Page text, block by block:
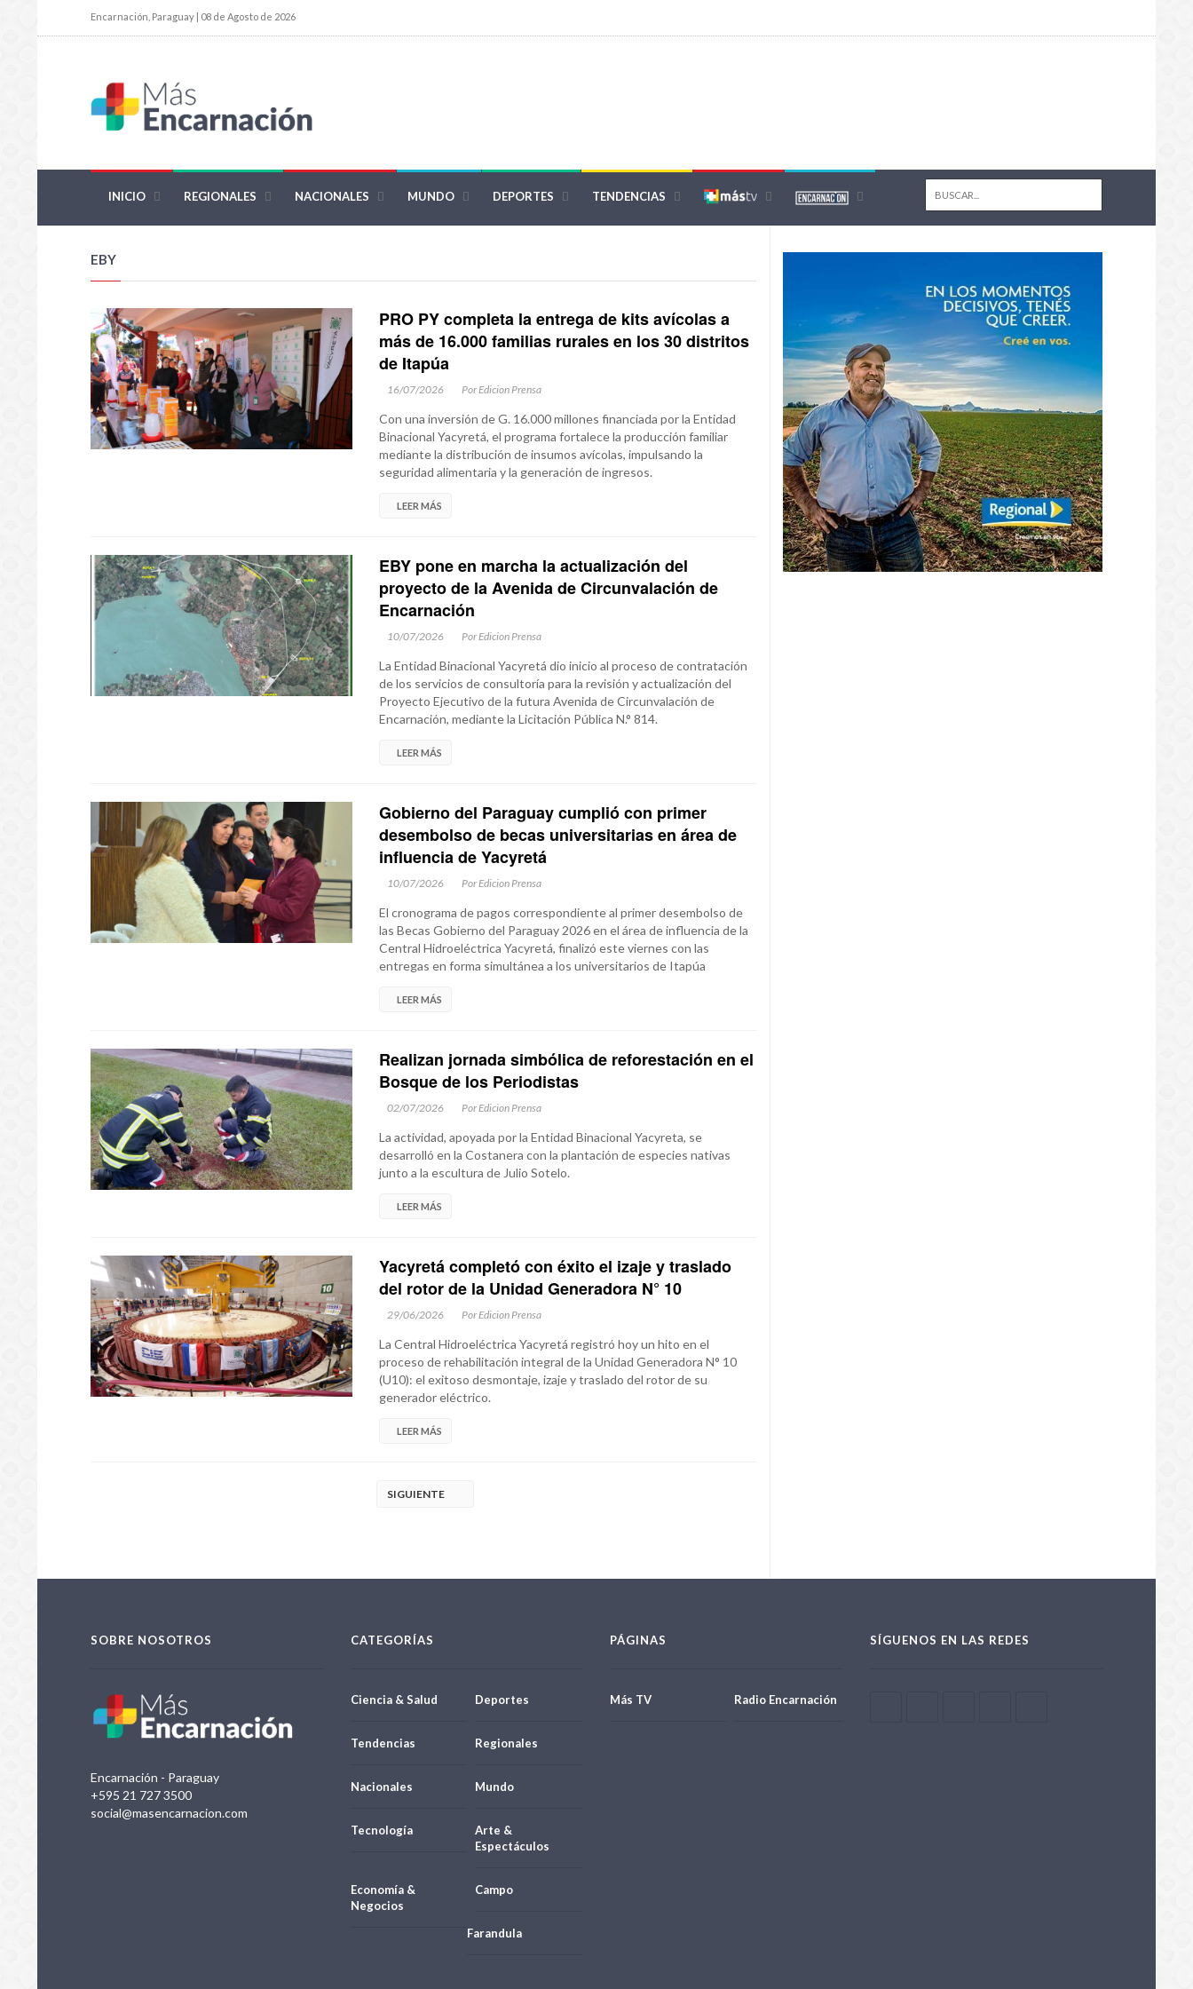
Encarnación, Paraguay | 08 de Agosto de 2026
INICIO REGIONALES NACIONALES MUNDO DEPORTES TENDENCIAS
EBY
PRO PY completa la entrega de kits avícolas a
más de 16.000 familias rurales en los 30 distritos
de Itapúa
16/07/2026 Por Edicion Prensa
Con una inversión de G. 16.000 millones financiada por la Entidad
Binacional Yacyretá, el programa fortalece la producción familiar
mediante la distribución de insumos avícolas, impulsando la
seguridad alimentaria y la generación de ingresos.
LEER MÁS
EBY pone en marcha la actualización del
proyecto de la Avenida de Circunvalación de
Encarnación
10/07/2026 Por Edicion Prensa
La Entidad Binacional Yacyretá dio inicio al proceso de contratación
de los servicios de consultoría para la revisión y actualización del
Proyecto Ejecutivo de la futura Avenida de Circunvalación de
Encarnación, mediante la Licitación Pública N.° 814.
LEER MÁS
Gobierno del Paraguay cumplió con primer
desembolso de becas universitarias en área de
influencia de Yacyretá
10/07/2026 Por Edicion Prensa
El cronograma de pagos correspondiente al primer desembolso de
las Becas Gobierno del Paraguay 2026 en el área de influencia de la
Central Hidroeléctrica Yacyretá, finalizó este viernes con las
entregas en forma simultánea a los universitarios de Itapúa
LEER MÁS
Realizan jornada simbólica de reforestación en el
Bosque de los Periodistas
02/07/2026 Por Edicion Prensa
La actividad, apoyada por la Entidad Binacional Yacyreta, se
desarrolló en la Costanera con la plantación de especies nativas
junto a la escultura de Julio Sotelo.
LEER MÁS
Yacyretá completó con éxito el izaje y traslado
del rotor de la Unidad Generadora N° 10
29/06/2026 Por Edicion Prensa
La Central Hidroeléctrica Yacyretá registró hoy un hito en el
proceso de rehabilitación integral de la Unidad Generadora N° 10
(U10): el exitoso desmontaje, izaje y traslado del rotor de su
generador eléctrico.
LEER MÁS
SIGUIENTE
SOBRE NOSOTROS
Encarnación - Paraguay
+595 21 727 3500
social@masencarnacion.com
CATEGORÍAS
Ciencia & Salud Deportes
Tendencias Regionales
Nacionales Mundo
Tecnología
Arte &
Espectáculos
Economía &
Negocios
Campo
Farandula
PÁGINAS
Más TV Radio Encarnación
SÍGUENOS EN LAS REDES